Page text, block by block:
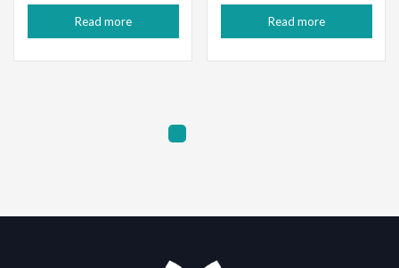
Read more Read more